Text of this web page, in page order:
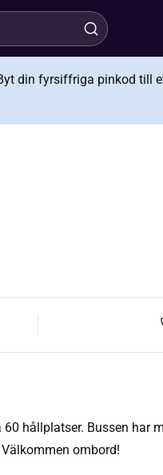
din fyrsiffriga pinkod till
hållplatser. Bussen har
ombord!